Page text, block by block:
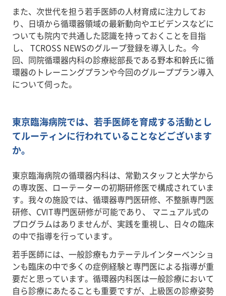
また、次世代を担う若手医師の人材育成に注力してお
り、日頃から循環器領域の最新動向やエビデンスなどに
ついても院内で共通した認識を持っておくことを目指
し、 TCROSS NEWSのグループ登録を導入した。今
回、同院循環器内科の診療総部長である野本和幹氏に循
環器のトレーニングプランや今回のグループプラン導入
について伺った。
東京臨海病院では、若手医師を育成する活動とし
てルーティンに行われていることなどございます
か。
東京臨海病院の循環器内科は、常勤スタッフと大学から
の専攻医、ローテーターの初期研修医で構成されていま
す。我々の施設では、循環器専門医研修、不整脈専門医
研修、CVIT専門医研修が可能であり、 マニュアル式の
プログラムはありませんが、実践を重視し、日々の臨床
の中で指導を行っています。
若手医師には、一般診療もカテーテルインターベンショ
ンも臨床の中で多くの症例経験と専門医による指導が重
要だと思っています。循環器内科医は一般診療において
自ら診療にあたることも重要ですが、上級医の診療姿勢